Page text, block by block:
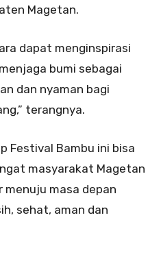
Magetan.
dapat menginspirasi
bumi sebagai
dan nyaman bagi
terangnya.
Festival Bambu ini bisa
masyarakat Magetan
menuju masa depan
sehat, aman dan